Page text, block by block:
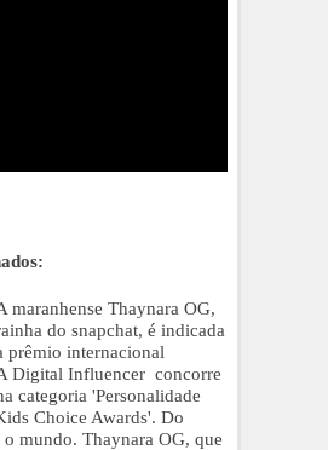
maranhense Thaynara OG,
do snapchat, é indicada
prêmio internacional
Digital Influencer concorre
categoria 'Personalidade
Choice Awards'. Do
o mundo. Thaynara OG, que